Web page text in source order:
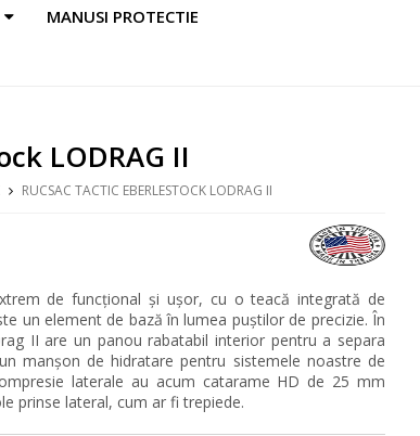
MANUSI PROTECTIE
LODRAG II
RUCSAC TACTIC EBERLESTOCK LODRAG II
de funcțional și ușor, cu o teacă integrată de
un element de bază în lumea puștilor de precizie. În
II are un panou rabatabil interior pentru a separa
manșon de hidratare pentru sistemele noastre de
laterale au acum catarame HD de 25 mm
prinse lateral, cum ar fi trepiede.